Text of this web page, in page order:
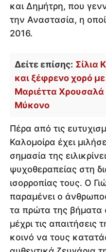
και Δημήτρη, που
την Αναστασία, η
2016.
Δείτε επίσης: Σίλια
και ξέφρενο χορό
Μαριέττα Χρουσαλά
Μύκονο
Πέρα από τις
Καλομοίρα έχει
σημασία της
ψυχοθεραπείας στη
ισορροπίας τους. Ο
παραμένει ο
τα πρώτα της βήματα
μέχρι τις απαιτήσεις
κοινό να τους